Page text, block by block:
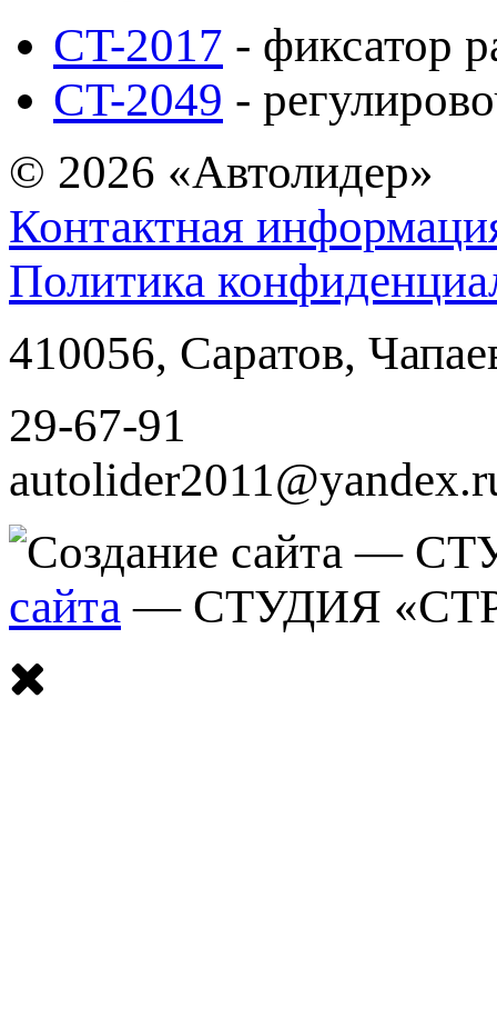
CT-2017 - фиксатор
CT-2049 -
© 2026 «Автолидер»
Контактная
Политика
410056, Саратов,
29-67-91
сайта — СТУДИЯ